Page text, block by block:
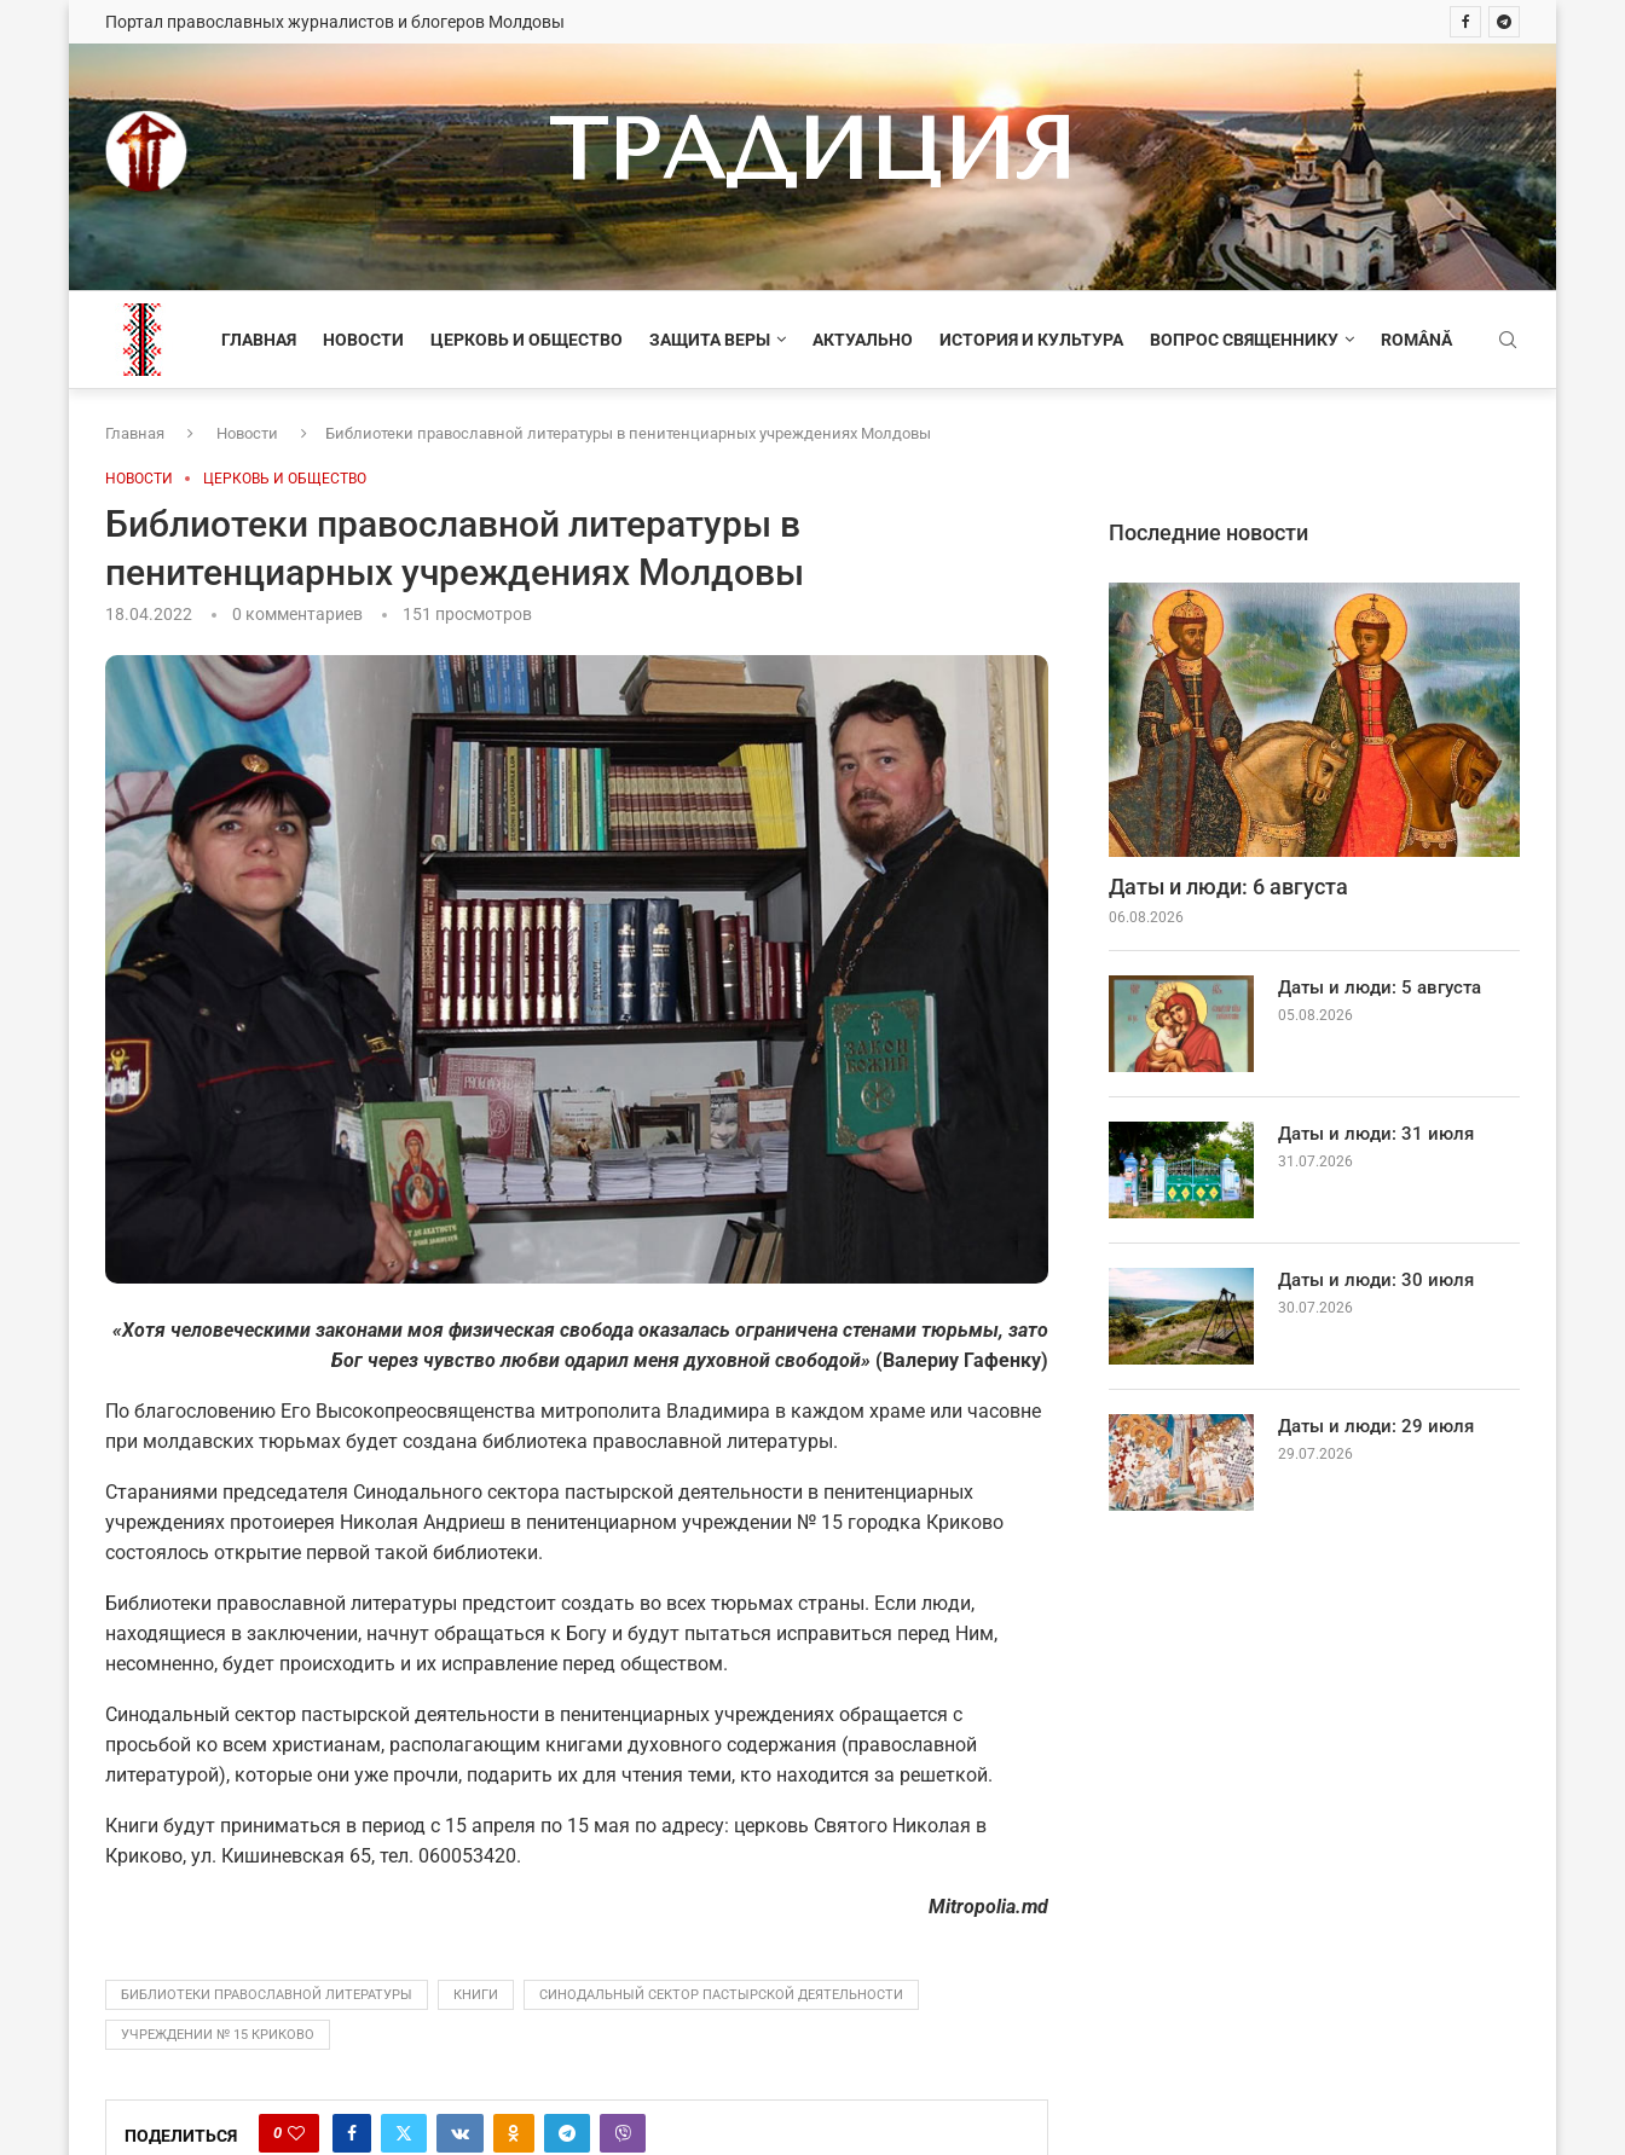
Портал православных журналистов и блогеров Молдовы
ТРАДИЦИЯ
ГЛАВНАЯ НОВОСТИ ЦЕРКОВЬ И ОБЩЕСТВО ЗАЩИТА ВЕРЫ АКТУАЛЬНО ИСТОРИЯ И КУЛЬТУРА ВОПРОС СВЯЩЕННИКУ ROMÂNĂ
Главная Новости Библиотеки православной литературы в пенитенциарных учреждениях Молдовы
НОВОСТИ ЦЕРКОВЬ И ОБЩЕСТВО
Библиотеки православной литературы в
пенитенциарных учреждениях Молдовы
18.04.2022 0 комментариев 151 просмотров
«Хотя человеческими законами моя физическая свобода оказалась ограничена стенами тюрьмы, зато
Бог через чувство любви одарил меня духовной свободой» (Валериу Гафенку)
По благословению Его Высокопреосвященства митрополита Владимира в каждом храме или часовне
при молдавских тюрьмах будет создана библиотека православной литературы.
Стараниями председателя Синодального сектора пастырской деятельности в пенитенциарных
учреждениях протоиерея Николая Андриеш в пенитенциарном учреждении № 15 городка Криково
состоялось открытие первой такой библиотеки.
Библиотеки православной литературы предстоит создать во всех тюрьмах страны. Если люди,
находящиеся в заключении, начнут обращаться к Богу и будут пытаться исправиться перед Ним,
несомненно, будет происходить и их исправление перед обществом.
Синодальный сектор пастырской деятельности в пенитенциарных учреждениях обращается с
просьбой ко всем христианам, располагающим книгами духовного содержания (православной
литературой), которые они уже прочли, подарить их для чтения теми, кто находится за решеткой.
Книги будут приниматься в период с 15 апреля по 15 мая по адресу: церковь Святого Николая в
Криково, ул. Кишиневская 65, тел. 060053420.
Mitropolia.md
БИБЛИОТЕКИ ПРАВОСЛАВНОЙ ЛИТЕРАТУРЫ КНИГИ СИНОДАЛЬНЫЙ СЕКТОР ПАСТЫРСКОЙ ДЕЯТЕЛЬНОСТИ
УЧРЕЖДЕНИИ № 15 КРИКОВО
ПОДЕЛИТЬСЯ 0
Последние новости
Даты и люди: 6 августа
06.08.2026
Даты и люди: 5 августа
05.08.2026
Даты и люди: 31 июля
31.07.2026
Даты и люди: 30 июля
30.07.2026
Даты и люди: 29 июля
29.07.2026